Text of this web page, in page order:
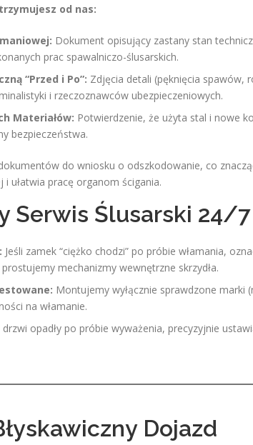
od nas:
Dokument opisujący zastany stan
prac spawalniczo-ślusarskich.
“Przed i Po”: Zdjęcia detali (pęknięcia spawów,
i rzeczoznawców ubezpieczeniowych.
Materiałów: Potwierdzenie, że użyta stal i nowe
bezpieczeństwa.
do wniosku o odszkodowanie, co
ułatwia pracę organom ścigania.
Serwis Ślusarski 24/7
Jeśli zamek “ciężko chodzi” po próbie włamania,
mechanizmy wewnętrzne skrzydła.
Montujemy wyłącznie sprawdzone marki
na włamanie.
drzwi opadły po próbie wyważenia, precyzyjnie
Dojazd